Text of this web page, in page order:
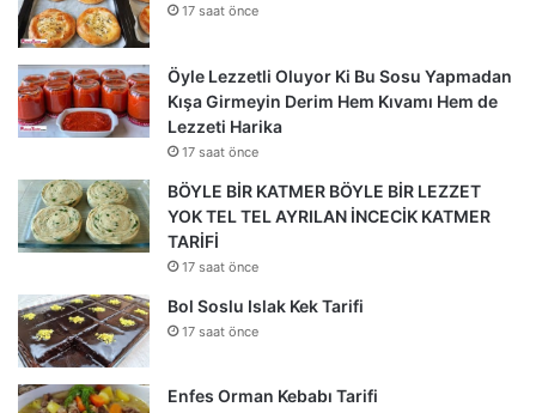
17 saat önce
Öyle Lezzetli Oluyor Ki Bu Sosu Yapmadan
Kışa Girmeyin Derim Hem Kıvamı Hem de
Lezzeti Harika
17 saat önce
BÖYLE BİR KATMER BÖYLE BİR LEZZET
YOK TEL TEL AYRILAN İNCECİK KATMER
TARİFİ
17 saat önce
Bol Soslu Islak Kek Tarifi
17 saat önce
Enfes Orman Kebabı Tarifi